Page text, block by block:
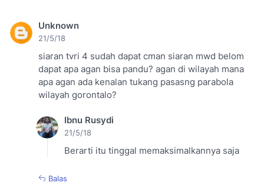
Unknown
21/5/18
siaran tvri 4 sudah dapat cman siaran mwd belom
dapat apa agan bisa pandu? agan di wilayah mana
apa agan ada kenalan tukang pasasng parabola
wilayah gorontalo?
Ibnu Rusydi
21/5/18
Berarti itu tinggal memaksimalkannya saja
Balas